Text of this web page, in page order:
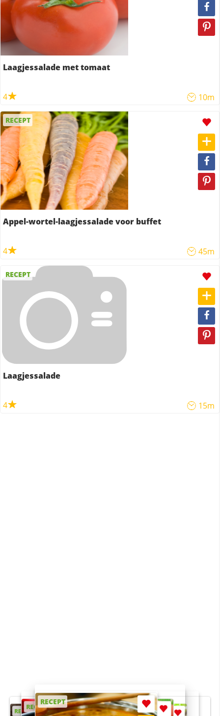
Laagjessalade met tomaat
4 10m
RECEPT
Appel-wortel-laagjessalade voor buffet
4 45m
RECEPT
Laagjessalade
4 15m
RECEPT
RECEPT
RECEPT
RECEPT
RECEPT